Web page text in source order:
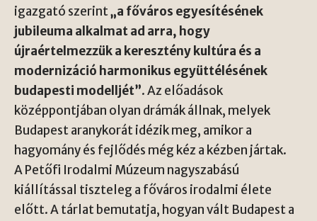
igazgató szerint„a főváros egyesítésének
jubileuma alkalmat ad arra, hogy
újraértelmezzük a keresztény kultúra és a
modernizáció harmonikus együttélésének
budapesti modelljét”. Az előadások
középpontjában olyan drámák állnak, melyek
Budapest aranykorát idézik meg, amikor a
hagyomány és fejlődés még kéz a kézben jártak.
A Petőfi Irodalmi Múzeum nagyszabású
kiállítással tiszteleg a főváros irodalmi élete
előtt. A tárlat bemutatja, hogyan vált Budapest a